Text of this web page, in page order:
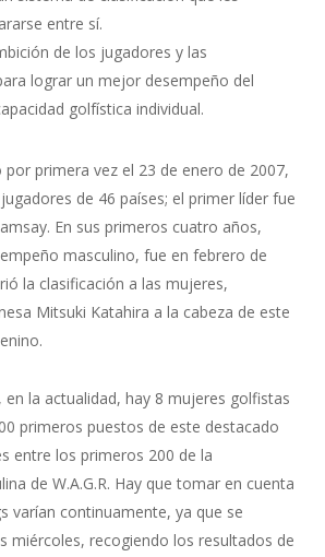
entre sí.
de los jugadores y las
lograr un mejor desempeño del
golfística individual.
por primera vez el 23 de enero de 2007,
de 46 países; el primer líder fue
En sus primeros cuatro años,
masculino, fue en febrero de
la clasificación a las mujeres,
Mitsuki Katahira a la cabeza de este
en la actualidad, hay 8 mujeres golfistas
primeros puestos de este destacado
entre los primeros 200 de la
de W.A.G.R. Hay que tomar en cuenta
varían continuamente, ya que se
miércoles, recogiendo los resultados de